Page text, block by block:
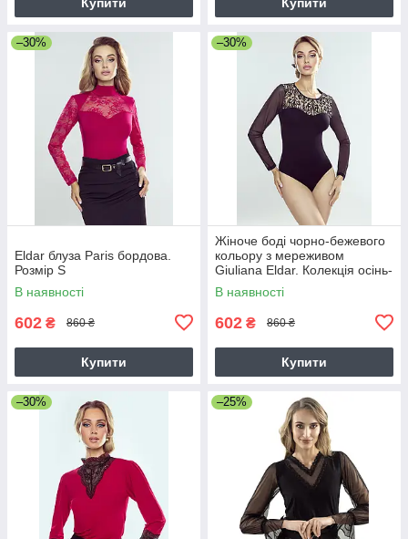
–30%
Eldar блуза Paris бордова.
Розмір S
В наявності
602 ₴ 860 ₴
Купити
–30%
Жіноче боді чорно-бежевого
кольору з мереживом
Giuliana Eldar. Колекція осінь-
зима
В наявності
602 ₴ 860 ₴
Купити
–30% –25%